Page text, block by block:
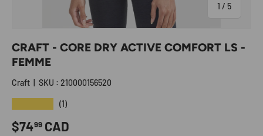
1 / de
5
CRAFT - CORE DRY ACTIVE COMFORT LS -
FEMME
Craft SKU : 210000156520
(1)
Prix habituel
$7499 CAD